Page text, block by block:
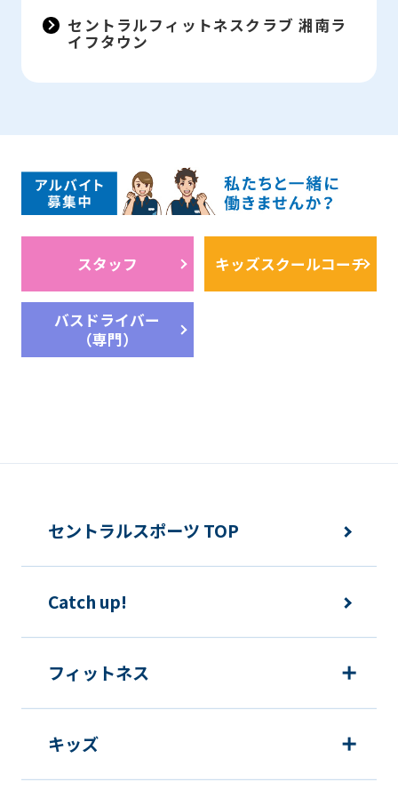
セントラルフィットネスクラブ 湘南ラ
イフタウン
スタッフ キッズスクールコーチ
バスドライバー
（専門）
セントラルスポーツ TOP
Catch up!
フィットネス
キッズ